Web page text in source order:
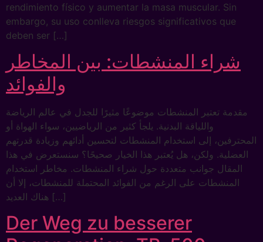
rendimiento físico y aumentar la masa muscular. Sin
embargo, su uso conlleva riesgos significativos que
deben ser […]
شراء المنشطات: بين المخاطر
والفوائد
مقدمة تعتبر المنشطات موضوعًا مثيرًا للجدل في عالم الرياضة
واللياقة البدنية. يلجأ كثير من الرياضيين، سواء الهواة أو
المحترفين، إلى استخدام المنشطات لتحسين أدائهم وزيادة قدرتهم
العضلية. ولكن، هل يُعتبر هذا الخيار صحيحًا؟ سنستعرض في هذا
المقال جوانب متعددة حول شراء المنشطات. مخاطر استخدام
المنشطات على الرغم من الفوائد المحتملة للمنشطات، إلا أن
هناك العديد […]
Der Weg zu besserer